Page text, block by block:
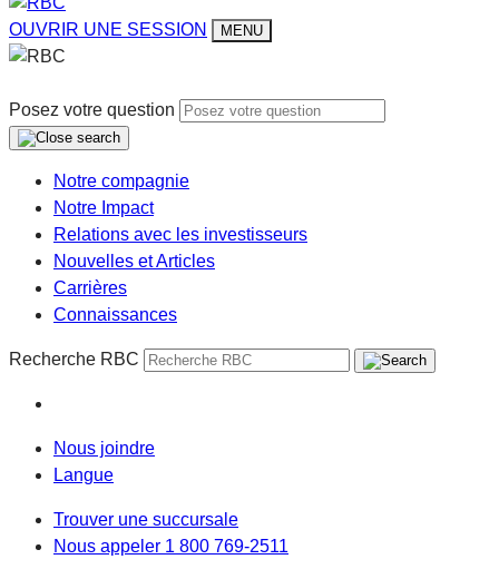
OUVRIR UNE SESSION MENU
Posez votre question
Notre compagnie
Notre Impact
Relations avec les investisseurs
Nouvelles et Articles
Carrières
Connaissances
Recherche RBC
Nous joindre
Langue
Trouver une succursale
Nous appeler 1 800 769-2511